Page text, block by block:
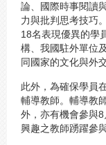
論、國際時事閱讀
力與批判思考技巧
18名表現優異的學
構、我國駐外單位
同國家的文化與外
此外，為確保學員
輔導教師。輔導教
外，亦有機會參與
興趣之教師踴躍參與